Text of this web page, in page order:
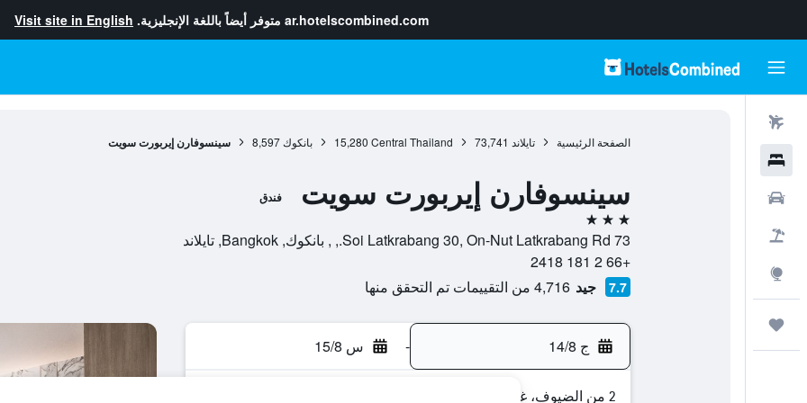
ar.hotelscombined.com متوفر أيضاً باللغة الإنجليزية. Visit site in English
الصفحة الرئيسية تايلاند 73,741
Central Thailand
15,280 بانكوك 8,597 سينسوفارن إيربورت سويت
سينسوفارن إيربورت سويت فندق
3 نجوم
73 Soi Latkrabang 30, On-Nut Latkrabang Rd., , بانكوك, Bangkok, تايلاند
+66 2 181 2418
7.7 جيد 4,716 من التقييمات تم التحقق منها
ج 14/8 - س 15/8
2 من الضيوف، غرفة واحدة